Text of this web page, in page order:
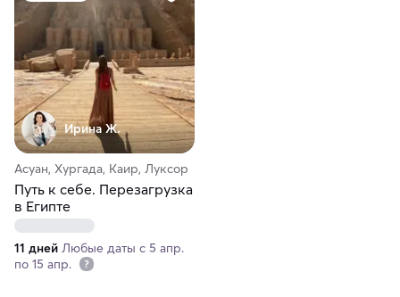
Ирина Ж.
Асуан, Хургада, Каир, Луксор
Путь к себе. Перезагрузка
в Египте
11 дней Любые даты с 5 апр.
по 15 апр.